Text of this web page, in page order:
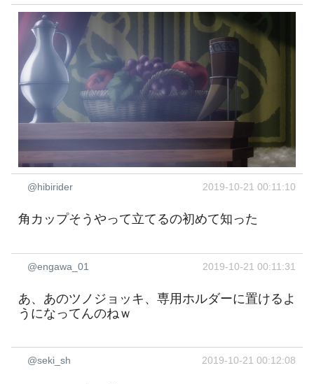
@hibirider 2019-10-21 00:11:10
角カップそうやって立てるの初めて知った
@engawa_01 2019-10-21 00:11:31
あ、あのツノジョッキ、専用ホルダーに置けるよ
うになってんのねｗ
@seki_sh 2019-10-21 00:12:08